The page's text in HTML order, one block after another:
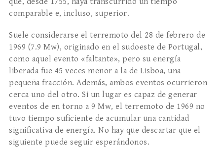
comparable e, incluso, superior.
Suele considerarse el terremoto del 28 de febrero de
1969 (7.9 Mw), originado en el sudoeste de Portugal,
como aquel evento «faltante», pero su energía
liberada fue 45 veces menor a la de Lisboa, una
pequeña fracción. Además, ambos eventos ocurrieron
cerca uno del otro. Si un lugar es capaz de generar
eventos de en torno a 9 Mw, el terremoto de 1969 no
tuvo tiempo suficiente de acumular una cantidad
significativa de energía. No hay que descartar que el
siguiente puede seguir esperándonos.